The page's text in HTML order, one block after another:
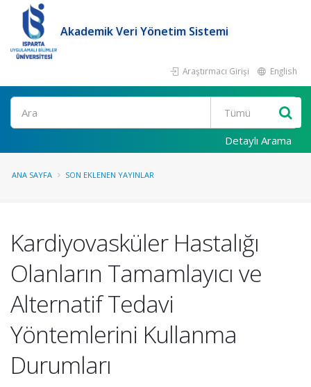
Akademik Veri Yönetim Sistemi
Araştırmacı Girişi English
Ara
Detaylı Arama
ANA SAYFA SON EKLENEN YAYINLAR
Kardiyovasküler Hastalığı
Olanların Tamamlayıcı ve
Alternatif Tedavi
Yöntemlerini Kullanma
Durumları